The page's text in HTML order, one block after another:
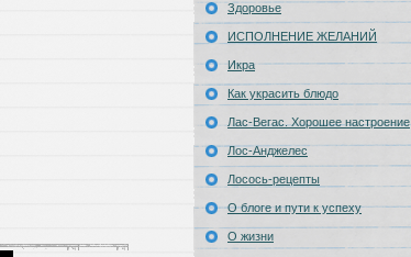
Здоровье
ИСПОЛНЕНИЕ ЖЕЛАНИЙ
Икра
Как украсить блюдо
Лас-Вегас. Хорошее настроение
Лос-Анджелес
Лосось-рецепты
О блоге и пути к успеху
О жизни